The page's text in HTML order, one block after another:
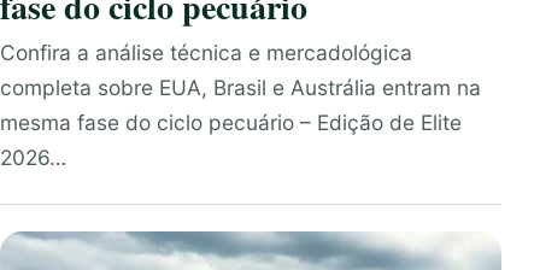
Confira a análise técnica e mercadológica
completa sobre EUA, Brasil e Austrália entram na
mesma fase do ciclo pecuário – Edição de Elite
2026…